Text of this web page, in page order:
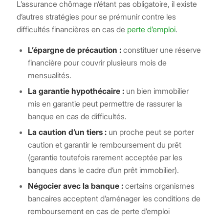
L’assurance chômage n’étant pas obligatoire, il existe
d’autres stratégies pour se prémunir contre les
difficultés financières en cas de perte d’emploi.
L’épargne de précaution :constituer une réserve
financière pour couvrir plusieurs mois de
mensualités.
La garantie hypothécaire :un bien immobilier
mis en garantie peut permettre de rassurer la
banque en cas de difficultés.
La caution d’un tiers :un proche peut se porter
caution et garantir le remboursement du prêt
(garantie toutefois rarement acceptée par les
banques dans le cadre d’un prêt immobilier).
Négocier avec la banque :certains organismes
bancaires acceptent d’aménager les conditions de
remboursement en cas de perte d’emploi